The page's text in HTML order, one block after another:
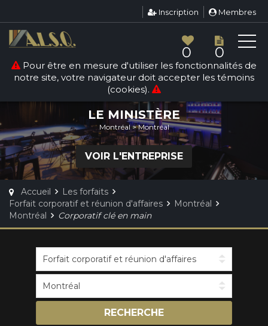
Inscription Membres
0 0
Pour être en mesure d'utiliser les fonctionnalités de
notre site, votre navigateur doit accepter les témoins
(cookies).
FORFAIT CORPORATIF ET
RÉUNION D'AFFAIRES
LE MINISTÈRE
Montréal > Montréal
VOIR L'ENTREPRISE
Accueil
Les forfaits
Forfait corporatif et réunion d'affaires
Montréal
Montréal
Corporatif clé en main
RECHERCHE